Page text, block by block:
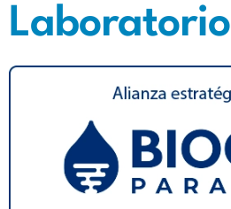
Laboratorio